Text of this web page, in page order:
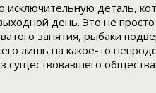
деталь,
день. Это не
занятия, рыбаки
лишь на какое-то
существовавшего